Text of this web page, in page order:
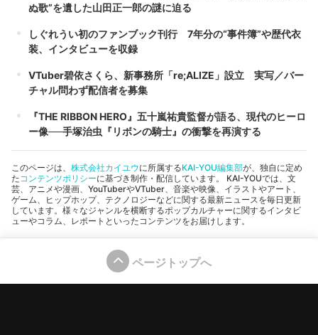
ぬ歌”を遺した山田正一郎の謎に迫る
しぐれうい初のファンブック刊行 7年分の“事件簿”や歴代衣
装、インタビューを収録
VTuber碧依さくら、新事務所「re;ALIZE」設立 実写／バー
チャル問わず配信者を募集
『THE RIBBON HERO』五十嵐祐貴監督が語る、現代のヒーロ
ー像──手塚治虫『リボンの騎士』の衝撃を再演する
このページは、 株式会社カイユウに所属するKAI-YOU編集部が、独自に定め
た コンテンツポリシーに基づき制作・配信しています。 KAI-YOUでは、文
芸、アニメや漫画、YouTuberやVTuber、音楽や映像、イラストやアート、
ゲーム、ヒップホップ、テクノロジーなどに関する最新ニュースを毎日更新
しています。様々なジャンルを横断するポップカルチャーに関するインタビ
ューやコラム、レポートといったコンテンツをお届けします。
ページトップへ